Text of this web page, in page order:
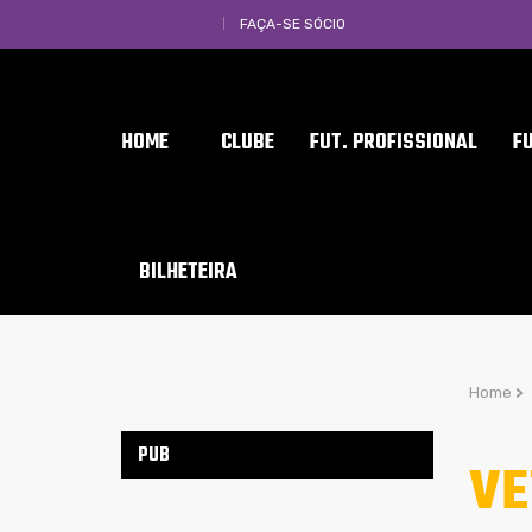
FAÇA-SE SÓCIO
HOME CLUBE FUT. PROFISSIONAL
BILHETEIRA
Home >
PUB